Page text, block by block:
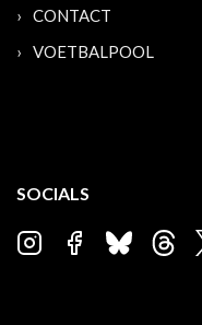
CONTACT
VOETBALPOOL
SOCIALS